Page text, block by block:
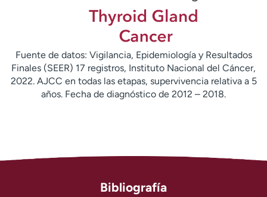
Fuente de datos: Vigilancia, Epidemiología y Resultados
Finales (SEER) 17 registros, Instituto Nacional del Cáncer,
2022. AJCC en todas las etapas, supervivencia relativa a 5
años. Fecha de diagnóstico de 2012 – 2018.
Bibliografía